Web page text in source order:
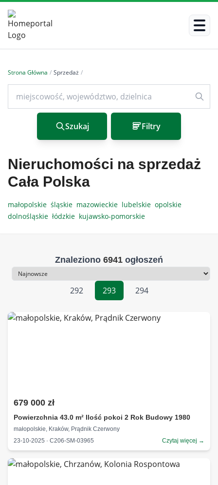
Strona Główna / Sprzedaż /
Szukaj Filtry
Nieruchomości na sprzedaż
Cała Polska
małopolskie śląskie mazowieckie lubelskie opolskie
dolnośląskie łódzkie kujawsko-pomorskie
Znaleziono 6941 ogłoszeń
Sortowanie
292
293 294
679 000 zł
Powierzchnia 43.0 m² Ilość pokoi 2 Rok Budowy 1980
małopolskie, Kraków, Prądnik Czerwony
23-10-2025 · C206-SM-03965
Czytaj więcej →